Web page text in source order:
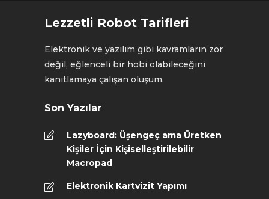
Lezzetli Robot Tarifleri
Elektronik ve yazılım gibi kavramların zor
değil, eğlenceli bir hobi olabileceğini
kanıtlamaya çalışan oluşum.
Son Yazılar
Lazyboard: Üşengeç ama Üretken
Kişiler İçin Kişiselleştirilebilir
Macropad
Elektronik Kartvizit Yapımı